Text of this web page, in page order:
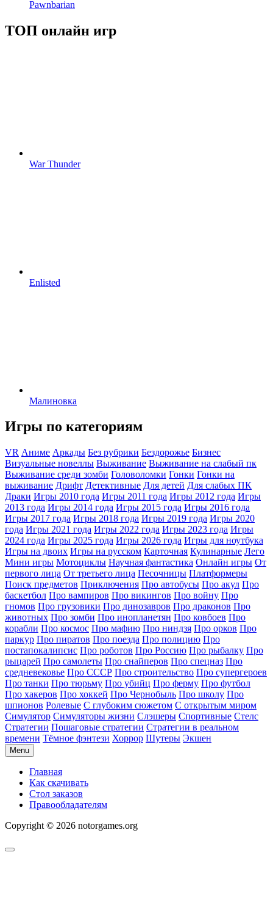
Pawnbarian
ТОП онлайн игр
War Thunder
Enlisted
Малиновка
Игры по категориям
VR Аниме Аркады Без рубрики Бездорожье Бизнес
Визуальные новеллы Выживание Выживание на слабый пк
Выживание среди зомби Головоломки Гонки Гонки на
выживание Дрифт Детективные Для детей Для слабых ПК
Драки Игры 2010 года Игры 2011 года Игры 2012 года Игры
2013 года Игры 2014 года Игры 2015 года Игры 2016 года
Игры 2017 года Игры 2018 года Игры 2019 года Игры 2020
года Игры 2021 года Игры 2022 года Игры 2023 года Игры
2024 года Игры 2025 года Игры 2026 года Игры для ноутбука
Игры на двоих Игры на русском Карточная Кулинарные Лего
Мини игры Мотоциклы Научная фантастика Онлайн игры От
первого лица От третьего лица Песочницы Платформеры
Поиск предметов Приключения Про автобусы Про акул Про
баскетбол Про вампиров Про викингов Про войну Про
гномов Про грузовики Про динозавров Про драконов Про
животных Про зомби Про инопланетян Про ковбоев Про
корабли Про космос Про мафию Про ниндзя Про орков Про
паркур Про пиратов Про поезда Про полицию Про
постапокалипсис Про роботов Про Россию Про рыбалку Про
рыцарей Про самолеты Про снайперов Про спецназ Про
средневековье Про СССР Про строительство Про супергероев
Про танки Про тюрьму Про убийц Про ферму Про футбол
Про хакеров Про хоккей Про Чернобыль Про школу Про
шпионов Ролевые С глубоким сюжетом С открытым миром
Симулятор Симуляторы жизни Слэшеры Спортивные Стелс
Стратегии Пошаговые стратегии Стратегии в реальном
времени Тёмное фэнтези Хоррор Шутеры Экшен
Menu
Главная
Как скачивать
Стол заказов
Правообладателям
Copyright © 2026 notorgames.org
Scroll